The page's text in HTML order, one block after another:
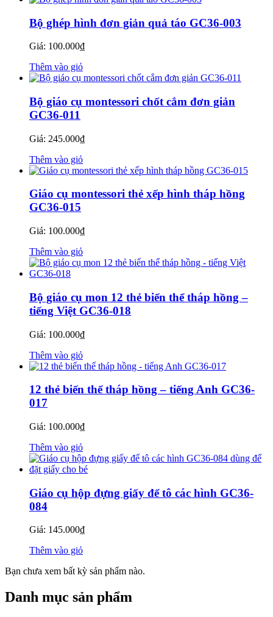
Bộ ghép hình đơn giản quả táo GC36-003
Giá: 100.000₫
Thêm vào giỏ
Bộ giáo cụ montessori chốt cắm đơn giản
GC36-011
Giá: 245.000₫
Thêm vào giỏ
Giáo cụ montessori thẻ xếp hình tháp hồng
GC36-015
Giá: 100.000₫
Thêm vào giỏ
Bộ giáo cụ mon 12 thẻ biến thể tháp hồng –
tiếng Việt GC36-018
Giá: 100.000₫
Thêm vào giỏ
12 thẻ biến thể tháp hồng – tiếng Anh GC36-
017
Giá: 100.000₫
Thêm vào giỏ
Giáo cụ hộp đựng giấy để tô các hình GC36-
084
Giá: 145.000₫
Thêm vào giỏ
Bạn chưa xem bất kỳ sản phẩm nào.
Danh mục sản phẩm